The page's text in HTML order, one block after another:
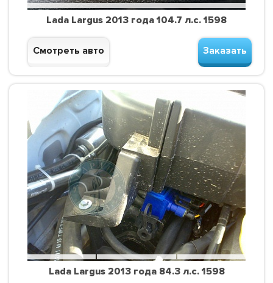
Lada Largus 2013 года 104.7 л.с. 1598
Смотреть авто Заказать
Lada Largus 2013 года 84.3 л.с. 1598